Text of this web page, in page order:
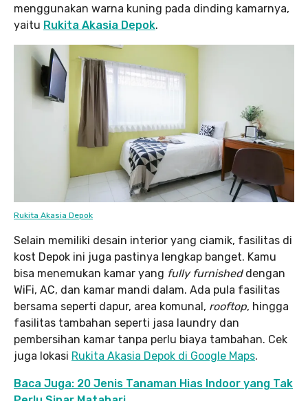
menggunakan warna kuning pada dinding kamarnya,
yaitu Rukita Akasia Depok.
Rukita Akasia Depok
Selain memiliki desain interior yang ciamik, fasilitas di
kost Depok ini juga pastinya lengkap banget. Kamu
bisa menemukan kamar yang fully furnisheddengan
WiFi, AC, dan kamar mandi dalam. Ada pula fasilitas
bersama seperti dapur, area komunal, rooftop, hingga
fasilitas tambahan seperti jasa laundry dan
pembersihan kamar tanpa perlu biaya tambahan. Cek
juga lokasi Rukita Akasia Depok di Google Maps.
Baca Juga: 20 Jenis Tanaman Hias Indoor yang Tak